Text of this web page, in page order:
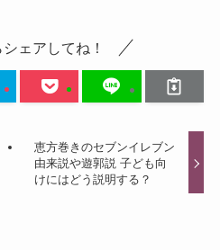
ェアしてね！
恵方巻きのセブンイレブン
由来説や遊郭説 子ども向
けにはどう説明する？